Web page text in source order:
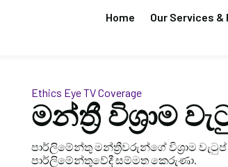
Home Our Services
Ethics EyeTV Coverage
මන්ත්‍රී විශ්‍රාම
පාර්ලිමේන්තු මන්ත්‍රීවරුන්ගේ විශ්‍රාම
පාර්ලිමේන්තුවේදී සම්මත කෙරුණා.